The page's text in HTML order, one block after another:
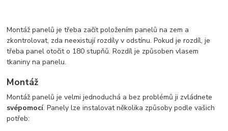
Montáž panelů je třeba začít položením panelů na zem a
zkontrolovat, zda neexistují rozdíly v odstínu. Pokud je rozdíl, je
třeba panel otočit o 180 stupňů. Rozdíl je způsoben vlasem
tkaniny na panelu.
Montáž
Montáž panelů je velmi jednoduchá a bez problémů ji zvládnete
svépomocí. Panely lze instalovat několika způsoby podle vašich
potřeb: